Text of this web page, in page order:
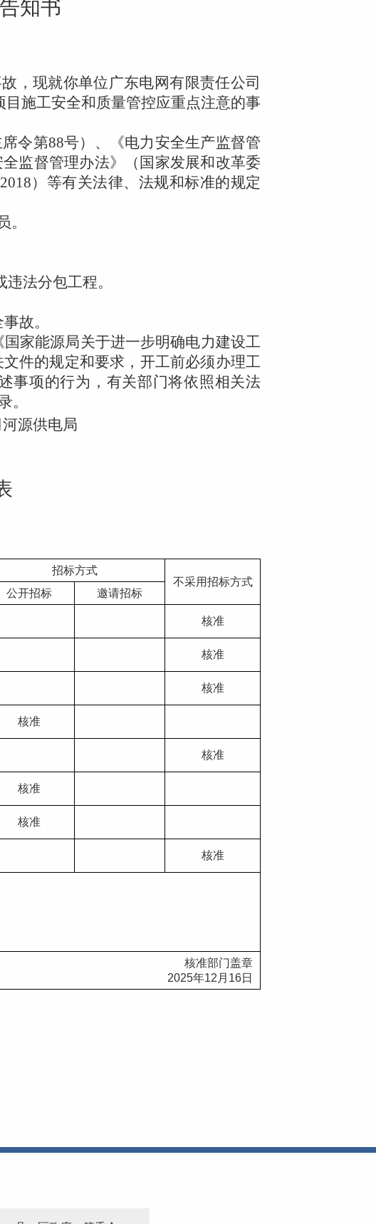
知书
，现就你单位广东电网有限责任公司
施工安全和质量管控应重点注意的事
令第88号）、《电力安全生产监督管
监督管理办法》（国家发展和改革委
）等有关法律、法规和标准的规定
。
法分包工程。
故。
国家能源局关于进一步明确电力建设工
件的规定和要求，开工前必须办理工
事项的行为，有关部门将依照相关法
。
源供电局
招标方式
不采用招标方式
公开招标 邀请招标
核准
核准
核准
核准
核准
核准
核准
核准
核准部门盖章
2025年12 月 16日